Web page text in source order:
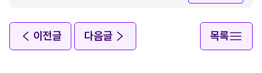
이전글 다음글 목록